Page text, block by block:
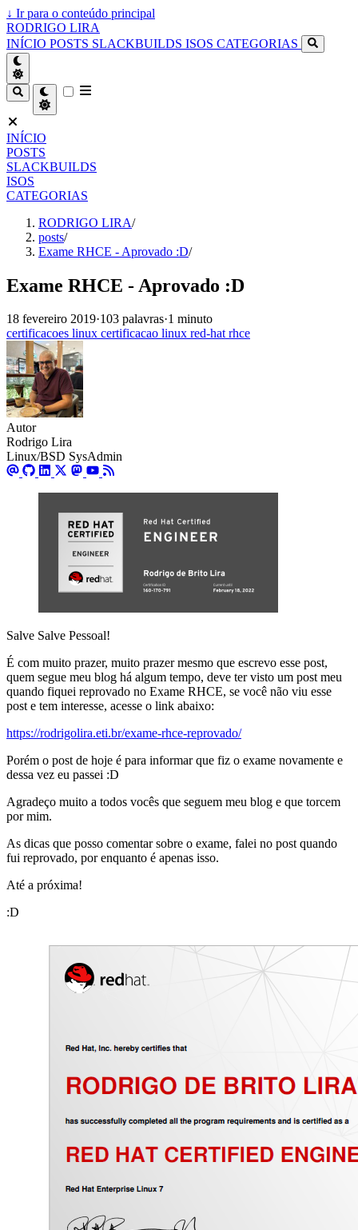
↓ Ir para o conteúdo principal
RODRIGO LIRA
INÍCIO POSTS SLACKBUILDS ISOS CATEGORIAS
INÍCIO
POSTS
SLACKBUILDS
ISOS
CATEGORIAS
RODRIGO LIRA/
posts/
Exame RHCE - Aprovado :D/
Exame RHCE - Aprovado :D
18 fevereiro 2019·103 palavras·1 minuto
certificacoes linux certificacao linux red-hatrhce
Autor
Rodrigo Lira
Linux/BSD SysAdmin
Salve Salve Pessoal!
É com muito prazer, muito prazer mesmo que escrevo esse post,
quem segue meu blog há algum tempo, deve ter visto um post meu
quando fiquei reprovado no Exame RHCE, se você não viu esse
post e tem interesse, acesse o link abaixo:
https://rodrigolira.eti.br/exame-rhce-reprovado/
Porém o post de hoje é para informar que fiz o exame novamente e
dessa vez eu passei :D
Agradeço muito a todos vocês que seguem meu blog e que torcem
por mim.
As dicas que posso comentar sobre o exame, falei no post quando
fui reprovado, por enquanto é apenas isso.
Até a próxima!
:D